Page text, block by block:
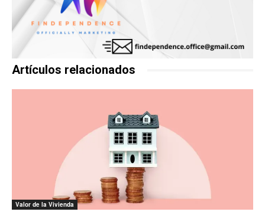
Artículos relacionados
Valor de la Vivienda